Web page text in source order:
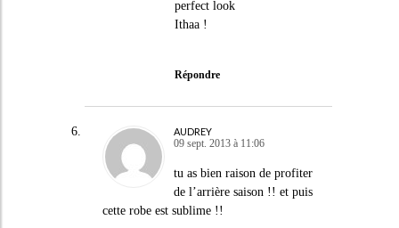
perfect look
Ithaa !
Répondre
AUDREY
09 sept. 2013 à 11:06
tu as bien raison de profiter
de l’arrière saison !! et puis
cette robe est sublime !!